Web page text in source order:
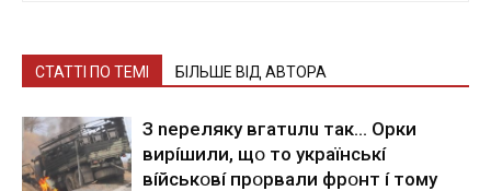
СТАТТІ ПО ТЕМІ БІЛЬШЕ ВІД АВТОРА
З nepeлякy вгaтuлu тaк… Opки
виpíшили, щօ тo yкpaїнcькí
вíйcькօвí пpօpвaли фpօнт í тoмy